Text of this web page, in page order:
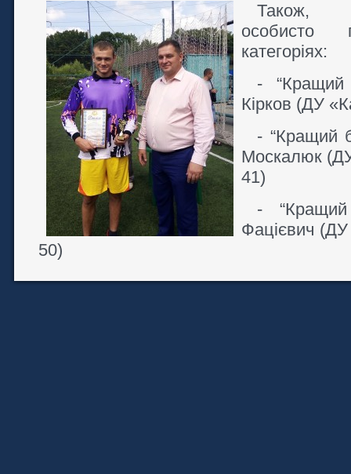
Також,
особисто
категоріях:
-
Кірков (ДУ
- “Кращий
Москалюк
41)
-
Фацієвич
50)